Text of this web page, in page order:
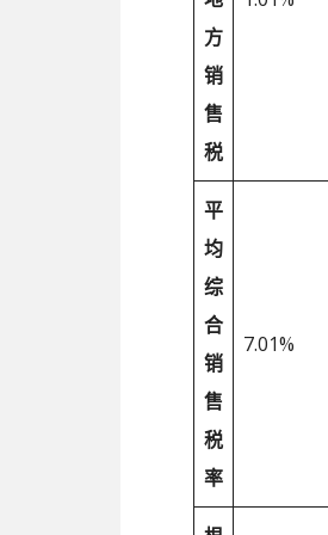
方
销
售
税
平
均
综
合
销
售
税
率
7.01%